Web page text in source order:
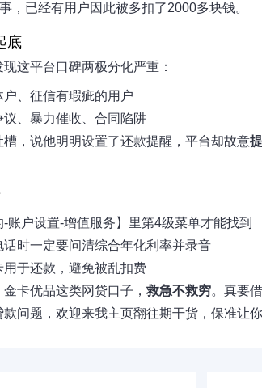
，已经有用户因此被多扣了2000多块钱。
底
这平台口碑两极分化严重：
户、征信有瑕疵的用户
议、暴力催收、合同陷阱
，说他明明设置了还款提醒，平台却故意
-账户设置-增值服务】里第4级菜单才能找到
话时一定要问清综合年化利率并录音
用于还款，避免被乱扣费
卡优品这类网贷口子，救急不救穷。真要
问题，欢迎来我主页翻往期干货，保准让你